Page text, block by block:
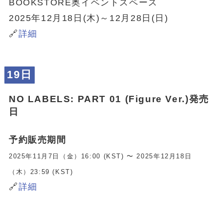
BOOKSTORE奥イベントスペース
2025年12月18日(木)～12月28日(日)
🔗詳細
19日
NO LABELS: PART 01 (Figure Ver.)発売
日
予約販売期間
2025年11月7日（金）16:00 (KST) 〜 2025年12月18日
（木）23:59 (KST)
🔗詳細